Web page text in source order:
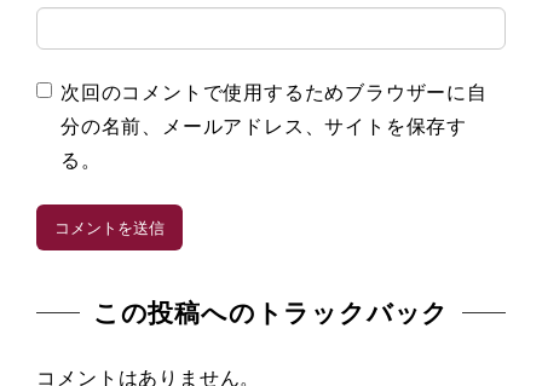
次回のコメントで使用するためブラウザーに自
分の名前、メールアドレス、サイトを保存す
る。
この投稿へのトラックバック
コメントはありません。